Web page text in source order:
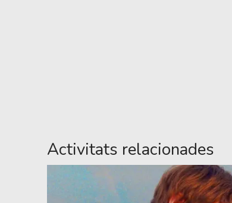
Activitats relacionades